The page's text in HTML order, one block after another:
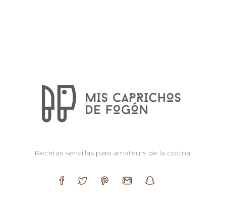
Recetas sencillas para amateurs de la cocina.